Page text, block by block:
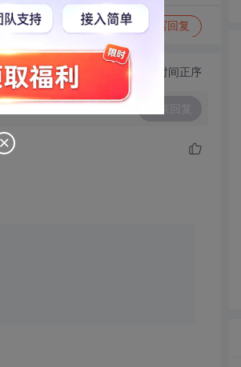
写回复
切换为时间正序